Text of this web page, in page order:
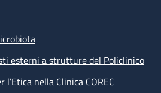
esterni a strutture del Policlinico
nella Clinica COREC